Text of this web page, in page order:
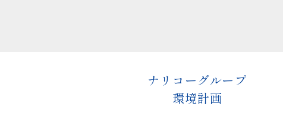
ナリコーグループ
環境計画